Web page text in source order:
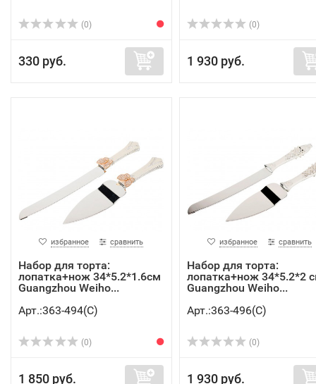
(0)
330 руб.
(0)
1 930 руб.
избранное сравнить
Набор для торта:
лопатка+нож 34*5.2*1.6см
Guangzhou Weiho...
Арт.:363-494(C)
(0)
1 850 руб.
избранное сравнить
Набор для торта:
лопатка+нож 34*5.2*2
Guangzhou Weiho...
Арт.:363-496(C)
(0)
1 930 руб.